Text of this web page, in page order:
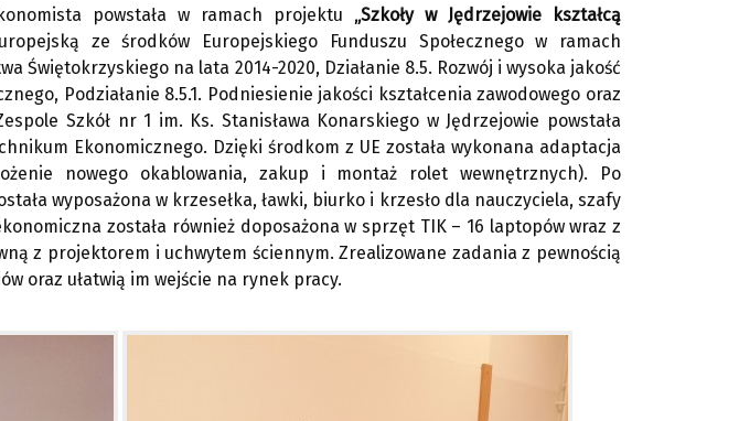
powstała w ramach projektu „Szkoły w Jędrzejowie kształcą
ze środków Europejskiego Funduszu Społecznego w ramach
Świętokrzyskiego na lata 2014-2020, Działanie 8.5. Rozwój i wysoka jakość
Podziałanie 8.5.1. Podniesienie jakości kształcenia zawodowego oraz
Szkół nr 1 im. Ks. Stanisława Konarskiego w Jędrzejowie powstała
Ekonomicznego. Dzięki środkom z UE została wykonana adaptacja
nowego okablowania, zakup i montaż rolet wewnętrznych). Po
wyposażona w krzesełka, ławki, biurko i krzesło dla nauczyciela, szafy
została również doposażona w sprzęt TIK – 16 laptopów wraz z
z projektorem i uchwytem ściennym. Zrealizowane zadania z pewnością
oraz ułatwią im wejście na rynek pracy.